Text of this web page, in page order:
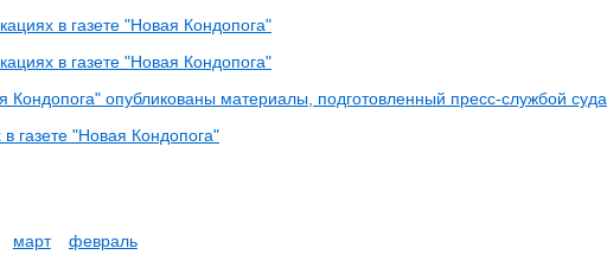
в газете "Новая Кондопога"
в газете "Новая Кондопога"
Кондопога" опубликованы материалы, подготовленный пресс-службой суда
газете "Новая Кондопога"
март
февраль